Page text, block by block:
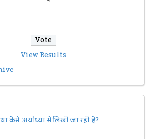
View Results
कैसे अयोध्या से लिखी जा रही है?